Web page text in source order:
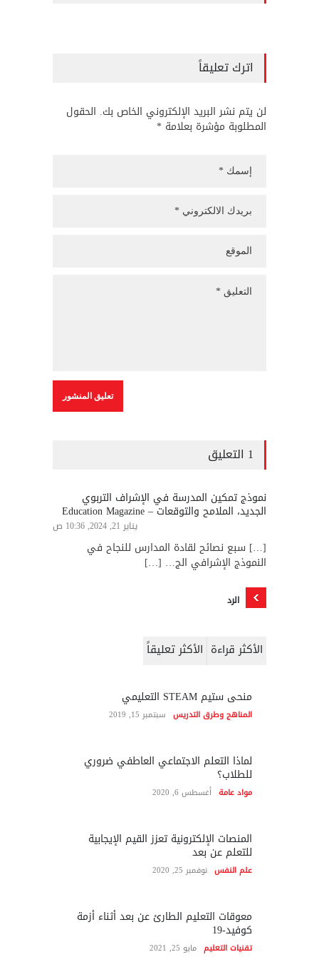
اترك تعليقاً
لن يتم نشر البريد الإلكتروني الخاص بك. الحقول
المطلوبة مؤشرة بعلامة *
1 التعليق
نموذج تمكين المدرسة في الإشراف التربوي
الجديد، الملامح والتوقعات – Education Magazine
يناير 21, 2024, 10:36 ص
[…] سبع نصائح لقادة المدارس للنجاح في
النموذج الإشرافي الج… […]
الرد
الأكثر قراءة الأكثر تعليقاً
منحى ستيم STEAM التعليمي
المناهج وطرق التدريس سبتمبر 15, 2019
لماذا التعلم الاجتماعي العاطفي ضروري
للطلاب؟
مواد عامة أغسطس 6, 2020
المنصات الإلكترونية تعزز القيم الإيجابية
للتعلم عن بعد
علم النفس نوفمبر 25, 2020
معوقات التعليم الطارئ عن بعد أثناء أزمة
كوفيد-19
تقنيات التعليم مايو 25, 2021